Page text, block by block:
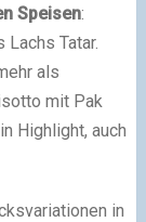
Speisen:
Tatar.
als
mit Pak
Highlight, auch
in